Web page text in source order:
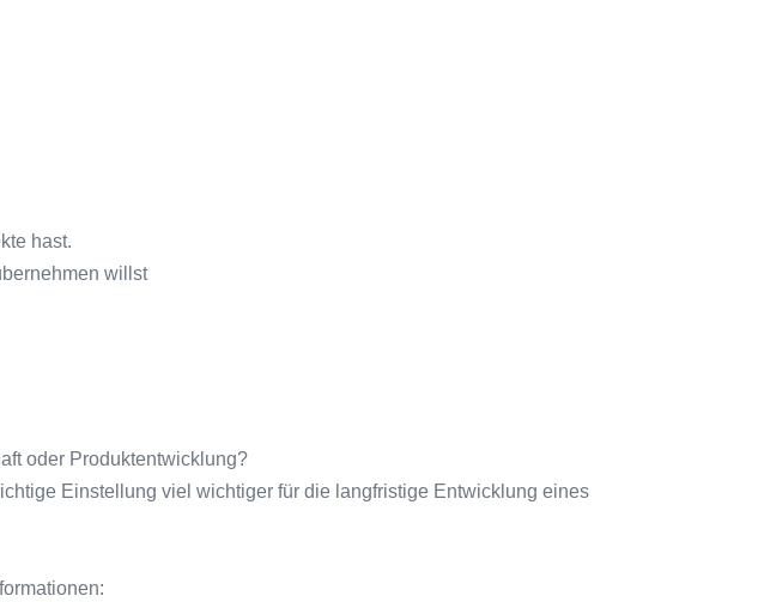
hast.
willst
oder Produktentwicklung?
Einstellung viel wichtiger für die langfristige Entwicklung eines